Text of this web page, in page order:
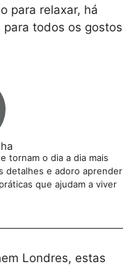
para relaxar, há
todos os gostos
tornam o dia a dia mais
detalhes e adoro aprender
que ajudam a viver
Londres, estas